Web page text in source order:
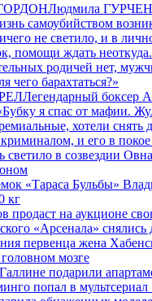
Людмила
самоубийством
не светило, и в
помощи ждать
родичей нет,
чего барахтаться?»
Легендарный боксер
я спас от мафии.
хотели снять
и его в покое
светило в созвездии
«Тараса Бульбы»
кг
на аукционе
«Арсенала» снялись
первенца жена
мозге
подарили
попал в